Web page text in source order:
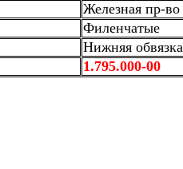
Железная пр-во
Филенчатые
Нижняя
1.795.000-00